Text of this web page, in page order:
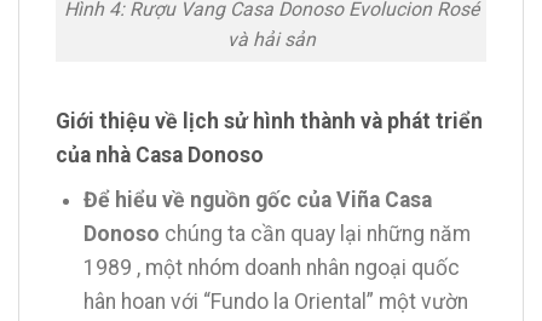
Hình 4: Rượu Vang Casa Donoso Evolucion Rosé
và hải sản
Giới thiệu về lịch sử hình thành và phát triển
của nhà Casa Donoso
Để hiểu về nguồn gốc của Viña Casa
Donoso chúng ta cần quay lại những năm
1989 , một nhóm doanh nhân ngoại quốc
hân hoan với “Fundo la Oriental” một vườn